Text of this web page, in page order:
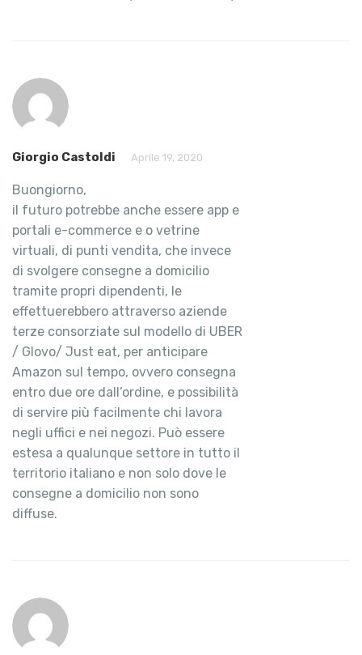
Giorgio Castoldi Aprile 19, 2020
Buongiorno,
il futuro potrebbe anche essere app e
portali e-commerce e o vetrine
virtuali, di punti vendita, che invece
di svolgere consegne a domicilio
tramite propri dipendenti, le
effettuerebbero attraverso aziende
terze consorziate sul modello di UBER
/ Glovo/ Just eat, per anticipare
Amazon sul tempo, ovvero consegna
entro due ore dall’ordine, e possibilità
di servire più facilmente chi lavora
negli uffici e nei negozi. Può essere
estesa a qualunque settore in tutto il
territorio italiano e non solo dove le
consegne a domicilio non sono
diffuse.